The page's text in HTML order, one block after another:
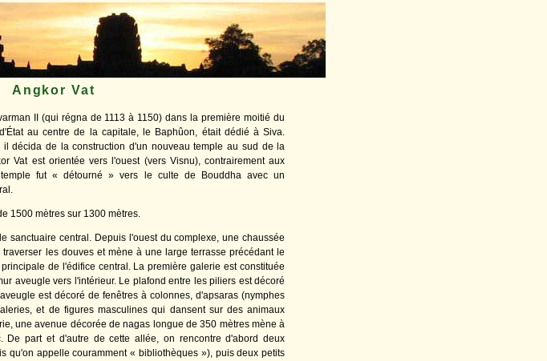
Angkor Vat
II (qui régna de 1113 à 1150) dans la première moitié du
au centre de la capitale, le Baphûon, était dédié à Siva.
il décida de la construction d'un nouveau temple au sud de la
Vat est orientée vers l'ouest (vers Visnu), contrairement aux
fut « détourné » vers le culte de Bouddha avec un
1500 mètres sur 1300 mètres.
sanctuaire central. Depuis l'ouest du complexe, une chaussée
les douves et mène à une large terrasse précédant le
de l'édifice central. La première galerie est constituée
aveugle vers l'intérieur. Le plafond entre les piliers est décoré
est décoré de fenêtres à colonnes, d'apsaras (nymphes
et de figures masculines qui dansent sur des animaux
une avenue décorée de nagas longue de 350 mètres mène à
De part et d'autre de cette allée, on rencontre d'abord deux
qu'on appelle couramment « bibliothèques »), puis deux petits